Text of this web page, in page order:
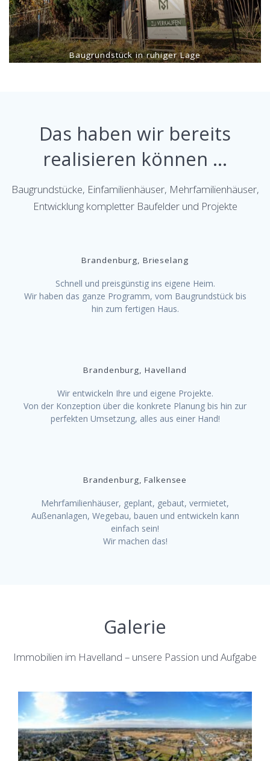
Baugrundstück in ruhiger Lage
Das haben wir bereits
realisieren können …
Baugrundstücke, Einfamilienhäuser, Mehrfamilienhäuser,
Entwicklung kompletter Baufelder und Projekte
Brandenburg, Brieselang
Schnell und preisgünstig ins eigene Heim.
Wir haben das ganze Programm, vom Baugrundstück bis
hin zum fertigen Haus.
Brandenburg, Havelland
Wir entwickeln Ihre und eigene Projekte.
Von der Konzeption über die konkrete Planung bis hin zur
perfekten Umsetzung, alles aus einer Hand!
Brandenburg, Falkensee
Mehrfamilienhäuser, geplant, gebaut, vermietet,
Außenanlagen, Wegebau, bauen und entwickeln kann
einfach sein!
Wir machen das!
Galerie
Immobilien im Havelland – unsere Passion und Aufgabe